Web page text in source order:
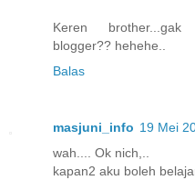
Keren brother...gak
blogger?? hehehe..
Balas
masjuni_info 19 Mei
wah.... Ok nich,..
kapan2 aku boleh